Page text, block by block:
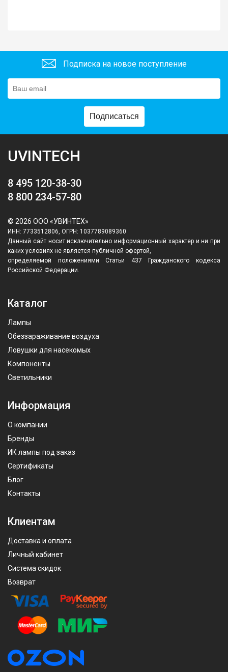
Подписка на новое поступление
Подписаться
UVINTECH
8 495 120-38-30
8 800 234-57-80
© 2026 ООО «УВИНТЕХ»
ИНН: 7733512806, ОГРН: 1037789089360
Данный сайт носит исключительно информационный характер и ни при
каких условиях не является публичной офертой,
определяемой положениями Статьи 437 Гражданского кодекса
Российской Федерации.
Каталог
Лампы
Обеззараживание воздуха
Ловушки для насекомых
Компоненты
Светильники
Информация
О компании
Бренды
ИК лампы под заказ
Сертификаты
Блог
Контакты
Клиентам
Доставка и оплата
Личный кабинет
Система скидок
Возврат